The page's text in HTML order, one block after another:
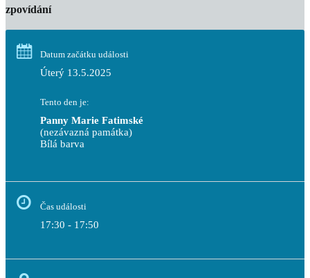
zpovídání
Datum začátku události
Úterý 13.5.2025
Tento den je:
Panny Marie Fatimské
(nezávazná památka)
Bílá barva
Čas události
17:30 - 17:50